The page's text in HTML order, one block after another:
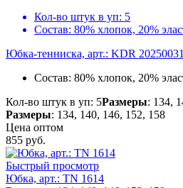
Кол-во штук в уп: 5
Состав: 80% хлопок, 20%
Юбка-тенниска, арт.: KDR 20250031
Состав: 80% хлопок, 20%
Кол-во штук в уп: 5Размеры: 134,
Размеры: 134, 140, 146, 152, 158
Цена оптом
855 руб.
Быстрый просмотр
Юбка, арт.: TN 1614